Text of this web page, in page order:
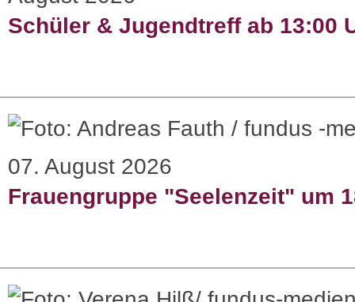
Schüler & Jugendtreff ab 13:00
07. August 2026
Frauengruppe "Seelenzeit" um